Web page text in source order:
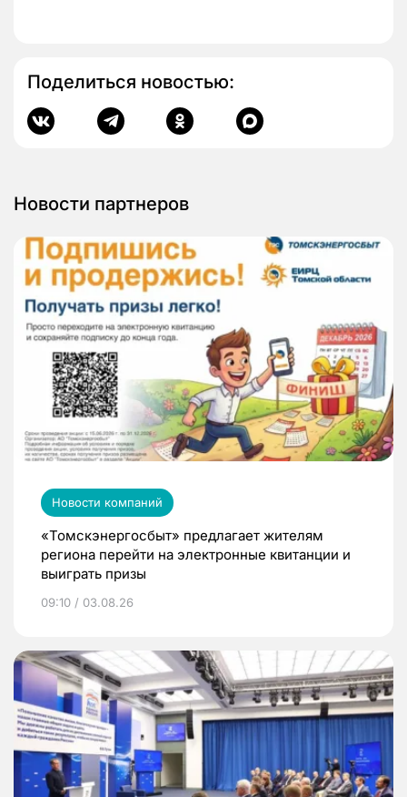
Поделиться новостью:
Новости партнеров
Новости компаний
«Томскэнергосбыт» предлагает жителям
региона перейти на электронные квитанции и
выиграть призы
09:10 / 03.08.26